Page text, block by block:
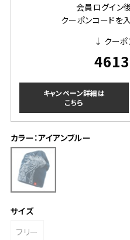
会員ログイン
クーポンコードを
↓ クーポ
キャンペーン詳細は
こちら
カラー：アイアンブルー
サイズ
フリー